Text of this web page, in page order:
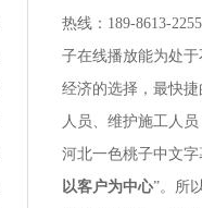
热线：189-8613-
子在线播放能为处于
经济的选择，最快
人员、维护施工人员
河北一色桃子中文
以客户为中心”。